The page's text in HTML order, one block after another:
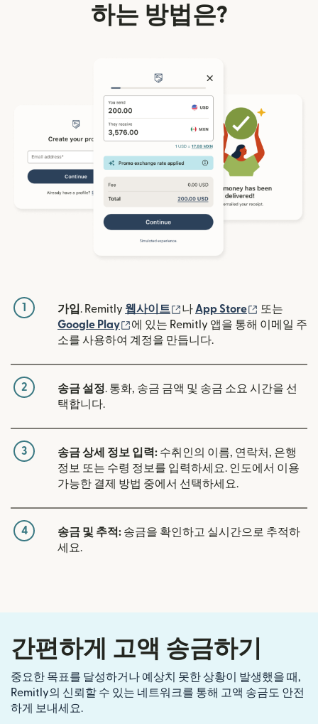
하는 방법은?
1 가입. Remitly 웹사이트 (새 창에서 열림)
나App Store (새 창에서
또는
Google Play
(새 창에서 열림)
에 있는 Remitly 앱을 통해 이메일 주
소를 사용하여 계정을 만듭니다.
2 송금 설정. 통화, 송금 금액 및 송금 소요 시간을 선
택합니다.
3 송금 상세 정보 입력: 수취인의 이름, 연락처, 은행
정보 또는 수령 정보를 입력하세요. 인도에서 이용
가능한 결제 방법 중에서 선택하세요.
4 송금 및 추적: 송금을 확인하고 실시간으로 추적하
세요.
간편하게 고액 송금하기
중요한 목표를 달성하거나 예상치 못한 상황이 발생했을 때,
Remitly의 신뢰할 수 있는 네트워크를 통해 고액 송금도 안전
하게 보내세요.